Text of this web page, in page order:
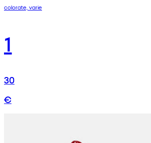
colorate, varie
1
30
€